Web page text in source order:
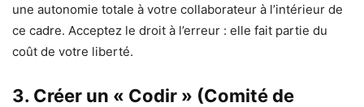
une autonomie totale à votre collaborateur à l’intérieur de
ce cadre. Acceptez le droit à l’erreur : elle fait partie du
coût de votre liberté.
3. Créer un « Codir » (Comité de